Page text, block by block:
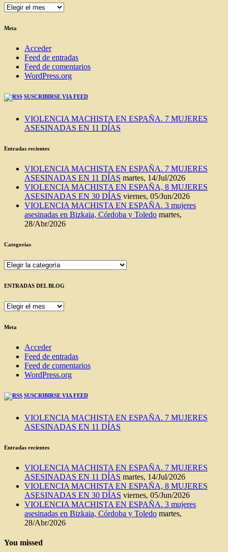
ENTRADAS
BLOG
Meta
Acceder
Feed de entradas
Feed de comentarios
WordPress.org
SUSCRIBIRSE VIA FEED
VIOLENCIA MACHISTA EN ESPAÑA. 7 MUJERES
ASESINADAS EN 11 DÍAS
Entradas recientes
VIOLENCIA MACHISTA EN ESPAÑA. 7 MUJERES
ASESINADAS EN 11 DÍAS martes, 14/Jul/2026
VIOLENCIA MACHISTA EN ESPAÑA, 8 MUJERES
ASESINADAS EN 30 DÍAS viernes, 05/Jun/2026
VIOLENCIA MACHISTA EN ESPAÑA. 3 mujeres
asesinadas en Bizkaia, Córdoba y Toledo martes,
28/Abr/2026
Categorías
Categorías
ENTRADAS DEL BLOG
ENTRADAS
BLOG
Meta
Acceder
Feed de entradas
Feed de comentarios
WordPress.org
SUSCRIBIRSE VIA FEED
VIOLENCIA MACHISTA EN ESPAÑA. 7 MUJERES
ASESINADAS EN 11 DÍAS
Entradas recientes
VIOLENCIA MACHISTA EN ESPAÑA. 7 MUJERES
ASESINADAS EN 11 DÍAS martes, 14/Jul/2026
VIOLENCIA MACHISTA EN ESPAÑA, 8 MUJERES
ASESINADAS EN 30 DÍAS viernes, 05/Jun/2026
VIOLENCIA MACHISTA EN ESPAÑA. 3 mujeres
asesinadas en Bizkaia, Córdoba y Toledo martes,
28/Abr/2026
You missed